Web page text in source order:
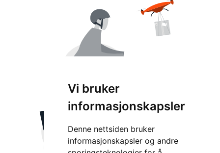
Vi bruker
informasjonskapsler
Denne nettsiden bruker
informasjonskapsler og andre